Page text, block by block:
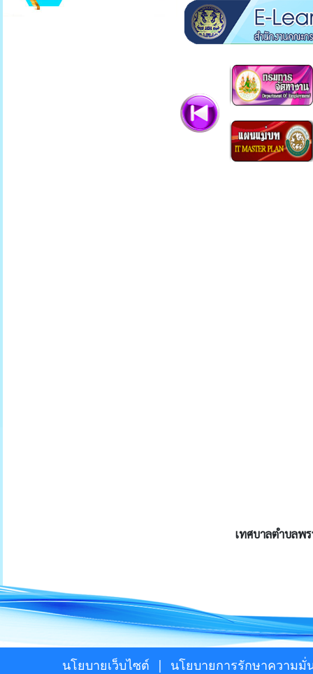
เทศบาลตำบลพ
นโยบายเว็บไซต์ | นโยบายการรักษาความมั่